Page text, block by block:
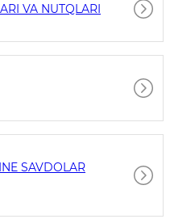
VA NUTQLARI
SAVDOLAR